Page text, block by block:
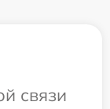
связи